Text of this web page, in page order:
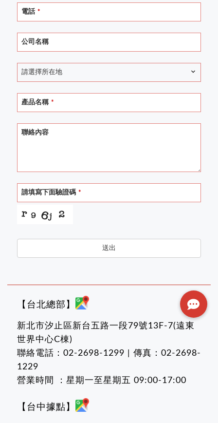
電話 *
公司名稱
請選擇所在地
產品名稱 *
Business
Email *
聯絡內容
請填寫下面驗證碼 *
送出
【台北總部】
新北市汐止區新台五路一段79號13F-7(遠東
世界中心C棟)
聯絡電話：02-2698-1299 | 傳真：02-2698-
1229
營業時間 ：星期一至星期五 09:00-17:00
【台中據點】